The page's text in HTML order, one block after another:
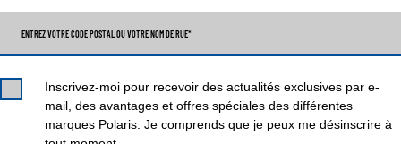
ENTREZ VOTRE CODE POSTAL OU VOTRE NOM DE RUE*
Inscrivez-moi pour recevoir des actualités exclusives par e-
mail, des avantages et offres spéciales des différentes
marques Polaris. Je comprends que je peux me désinscrire à